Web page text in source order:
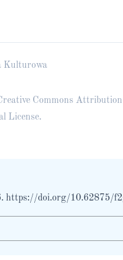
Kulturowa
Commons
License.
https://doi.org/10.62875/